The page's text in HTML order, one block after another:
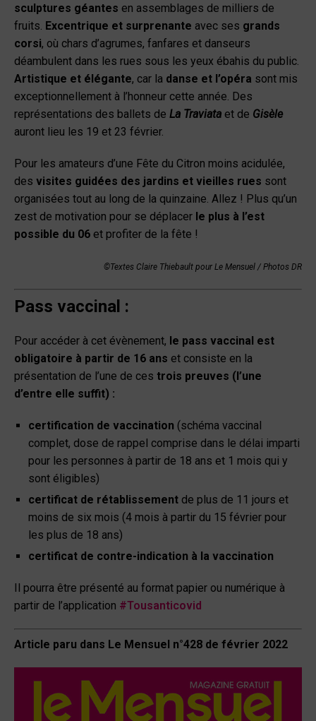
sculptures géantes en assemblages de milliers de
fruits. Excentrique et surprenante avec ses grands
corsi, où chars d’agrumes, fanfares et danseurs
déambulent dans les rues sous les yeux ébahis du public.
Artistique et élégante, car la danse et l’opéra sont mis
exceptionnellement à l’honneur cette année. Des
représentations des ballets de La Traviata et de Gisèle
auront lieu les 19 et 23 février.
Pour les amateurs d’une Fête du Citron moins acidulée,
des visites guidées des jardins et vieilles rues sont
organisées tout au long de la quinzaine. Allez ! Plus qu’un
zest de motivation pour se déplacer le plus à l’est
possible du 06 et profiter de la fête !
©Textes Claire Thiebault pour Le Mensuel / Photos DR
Pass vaccinal :
Pour accéder à cet évènement, le pass vaccinal est
obligatoire à partir de 16 ans et consiste en la
présentation de l’une de ces trois preuves (l’une
d’entre elle suffit) :
certification de vaccination (schéma vaccinal
complet, dose de rappel comprise dans le délai imparti
pour les personnes à partir de 18 ans et 1 mois qui y
sont éligibles)
certificat de rétablissement de plus de 11 jours et
moins de six mois (4 mois à partir du 15 février pour
les plus de 18 ans)
certificat de contre-indication à la vaccination
Il pourra être présenté au format papier ou numérique à
partir de l’application #Tousanticovid
Article paru dans Le Mensuel n°428 de février 2022